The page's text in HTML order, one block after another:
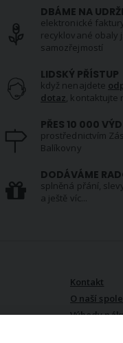
DBÁME NA
elektronické
recyklované obaly
samozřejmostí
LIDSKÝ PŘÍSTUP
když nenajdete
dotaz, kontaktujte
PŘES 10 000
prostřednictvím
Balíkovny
DODÁVÁME
splněná přání,
a ještě víc...
Kontakt
O naší
Výhody